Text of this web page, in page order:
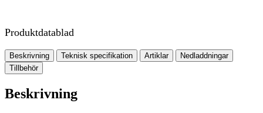
Produktdatablad
Beskrivning Teknisk specifikation Artiklar
Nedladdningar
Tillbehör
Beskrivning